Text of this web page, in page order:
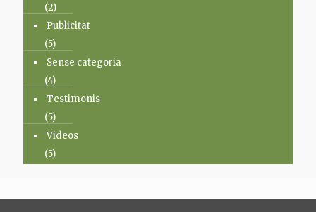
(2)
Publicitat
(5)
Sense categoria
(4)
Testimonis
(5)
Videos
(5)